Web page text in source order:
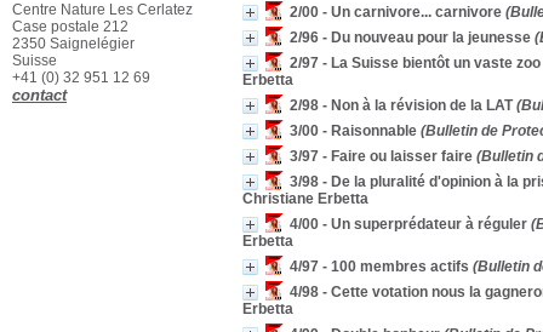
2/00 - Un carnivore... carnivore
2/96 - Du nouveau pour la jeunesse
2/97 - La Suisse bientôt un vaste zoo
Erbetta
2/98 - Non à la révision de la LAT
3/00 - Raisonnable (Bulletin de
3/97 - Faire ou laisser faire (Bulletin
3/98 - De la pluralité d'opinion à la
Christiane Erbetta
4/00 - Un superprédateur à réguler
Erbetta
4/97 - 100 membres actifs (Bulletin
4/98 - Cette votation nous la
Erbetta
Centre Nature Les Cerlatez
Case postale 212
2350 Saignelégier
Suisse
+41 (0) 32 951 12 69
contact